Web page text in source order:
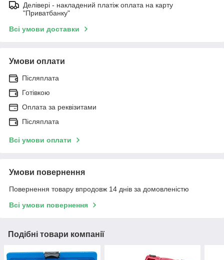
Делівері - накладений платіж оплата на карту
"Приватбанку"
Всі умови доставки
Умови оплати
Післяплата
Готівкою
Оплата за реквізитами
Післяплата
Всі умови оплати
Умови повернення
Повернення товару впродовж 14 днів за домовленістю
Всі умови повернення
Подібні товари компанії